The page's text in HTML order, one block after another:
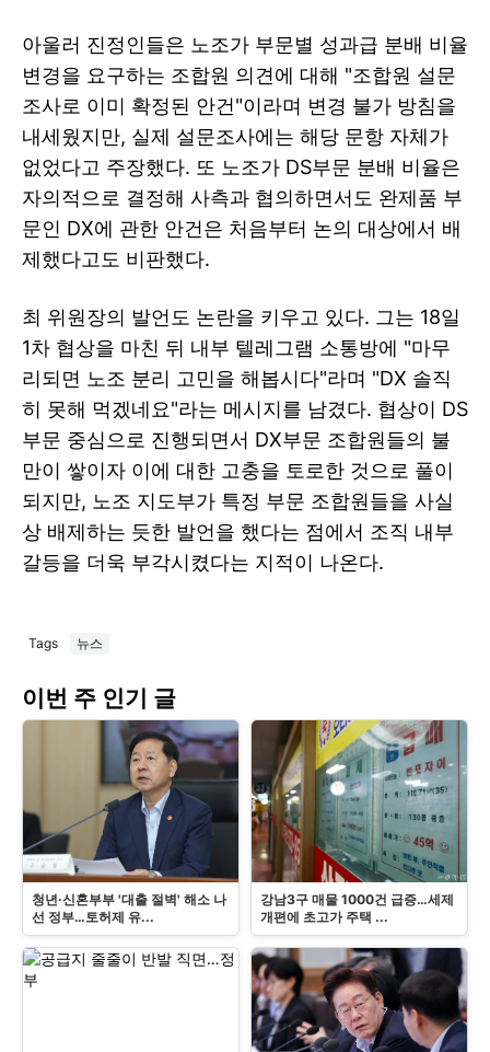
아울러 진정인들은 노조가 부문별 성과급 분배 비율
변경을 요구하는 조합원 의견에 대해 "조합원 설문
조사로 이미 확정된 안건"이라며 변경 불가 방침을
내세웠지만, 실제 설문조사에는 해당 문항 자체가
없었다고 주장했다. 또 노조가 DS부문 분배 비율은
자의적으로 결정해 사측과 협의하면서도 완제품 부
문인 DX에 관한 안건은 처음부터 논의 대상에서 배
제했다고도 비판했다.
최 위원장의 발언도 논란을 키우고 있다. 그는 18일
1차 협상을 마친 뒤 내부 텔레그램 소통방에 "마무
리되면 노조 분리 고민을 해봅시다"라며 "DX 솔직
히 못해 먹겠네요"라는 메시지를 남겼다. 협상이 DS
부문 중심으로 진행되면서 DX부문 조합원들의 불
만이 쌓이자 이에 대한 고충을 토로한 것으로 풀이
되지만, 노조 지도부가 특정 부문 조합원들을 사실
상 배제하는 듯한 발언을 했다는 점에서 조직 내부
갈등을 더욱 부각시켰다는 지적이 나온다.
Tags 뉴스
이번 주 인기 글
청년·신혼부부 '대출 절벽' 해소 나
선 정부…토허제 유...
강남3구 매물 1000건 급증…세제
개편에 초고가 주택 ...